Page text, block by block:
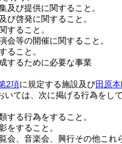
及び提供に関すること。
び啓発に関すること。
すること。
会等の開催に関すること。
ること。
するために必要な事業
2項に規定する施設及び田原
ては、次に掲げる行為をして
する行為をすること。
をすること。
会、音楽会、興行その他これ